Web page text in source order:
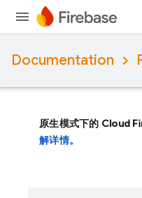
Documentation
原生模式下的 Cloud
解详情。